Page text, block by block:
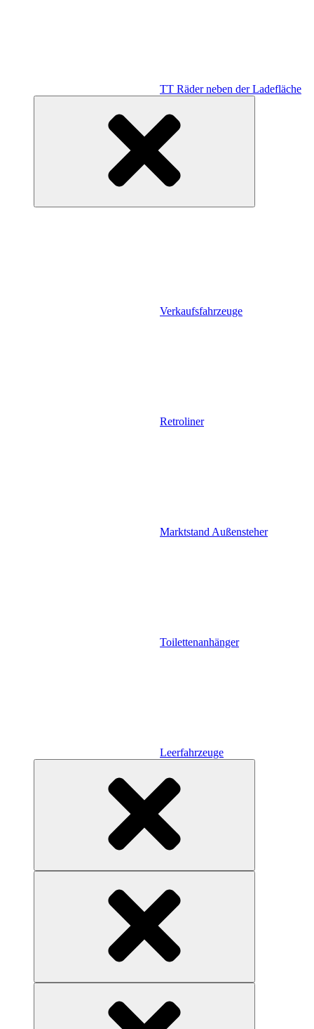
TT Räder neben der Ladefläche
Verkaufsfahrzeuge
Retroliner
Marktstand Außensteher
Toilettenanhänger
Leerfahrzeuge